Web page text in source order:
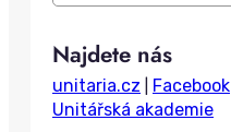
e
r
c
h
Najdete nás
unitaria.cz Facebook
Unitářská akademie